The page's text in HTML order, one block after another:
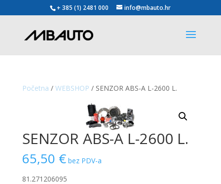
+ 385 (1) 2481 000 info@mbauto.hr
Početna / WEBSHOP / SENZOR ABS-A L-2600 L.
SENZOR ABS-A L-2600 L.
65,50 € bez PDV-a
81.271206095